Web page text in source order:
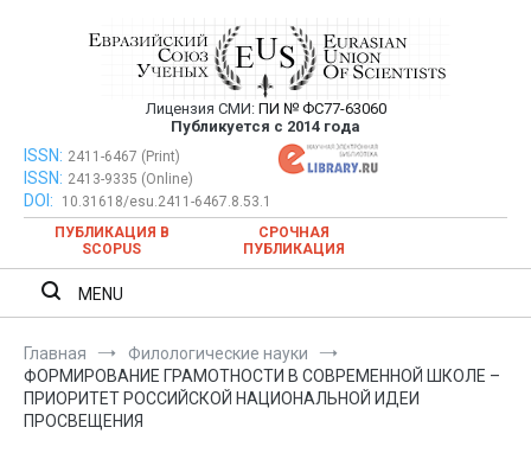
Евразийский Союз Ученых —
публикация научных статей в
ежемесячном научном журнале
Лицензия СМИ: ПИ № ФС77-63060
Публикуется с 2014 года
Евразийский Союз Ученых — публикация научных статей в
ежемесячном научном журнале
ISSN: 2411-6467 (Print)
ISSN: 2413-9335 (Online)
DOI:
10.31618/esu.2411-6467.8.53.1
ПУБЛИКАЦИЯ В
SCOPUS
СРОЧНАЯ
ПУБЛИКАЦИЯ
MENU
Главная
Филологические науки
ФОРМИРОВАНИЕ ГРАМОТНОСТИ В СОВРЕМЕННОЙ ШКОЛЕ –
ПРИОРИТЕТ РОССИЙСКОЙ НАЦИОНАЛЬНОЙ ИДЕИ
ПРОСВЕЩЕНИЯ